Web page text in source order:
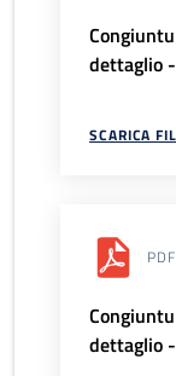
dettaglio
SCARICA
PDF
dettaglio